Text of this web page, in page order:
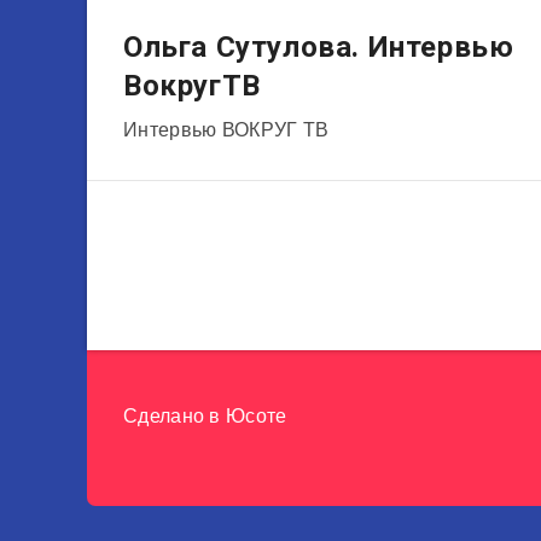
Актеры
Ольга Сутулова. Интервью
ВокругТВ
Интервью ВОКРУГ ТВ
Сделано в Юсоте